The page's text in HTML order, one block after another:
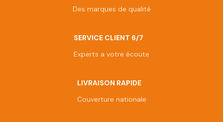
Des marques de qualité
SERVICE CLIENT 6/7
Experts a votre écoute
LIVRAISON RAPIDE
Couverture nationale